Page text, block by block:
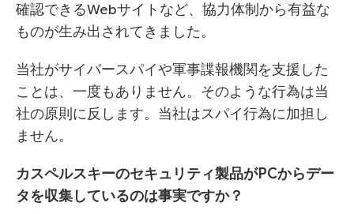
確認できるWebサイトなど、協力体制から有益な
ものが生み出されてきました。
当社がサイバースパイや軍事諜報機関を支援した
ことは、一度もありません。そのような行為は当
社の原則に反します。当社はスパイ行為に加担し
ません。
カスペルスキーのセキュリティ製品がPCからデー
タを収集しているのは事実ですか？